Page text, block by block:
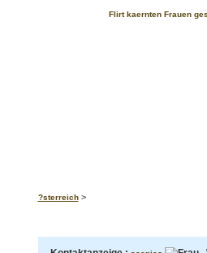
Flirt kaernten Frauen
?sterreich>